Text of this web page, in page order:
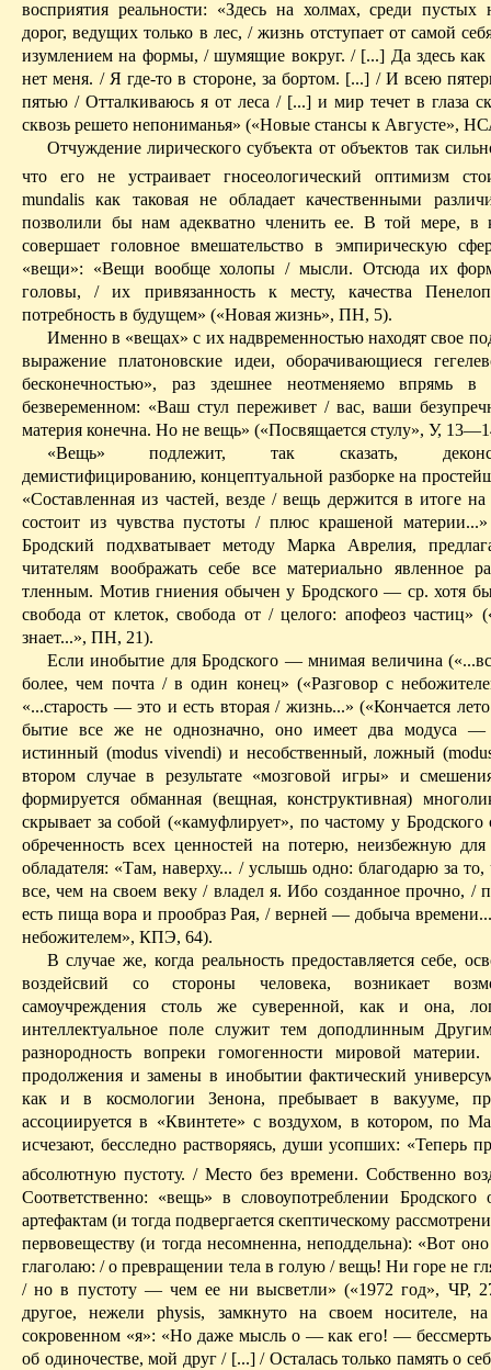
восприятия реальности: «Здесь на холмах, среди пустых
дорог, ведущих только в лес, / жизнь отступает от самой
изумлением на формы, / шумящие вокруг. / [...] Да здесь как
нет меня. / Я где-то в стороне, за бортом. [...] / И всею
пятью / От­талкиваюсь я от леса / [...] и мир течет в глаза
сквозь решето непониманья» («Новые стансы к Августе»,
Отчуждение лирического субъекта от объектов так
что его не устраивает гносеологический оптимизм
mundalis как таковая не обладает качественными
позволили бы нам адекватно членить ее. В той мере, в
совершает головное вмешательство в эмпирическую
«вещи»: «Вещи вообще холопы / мысли. Отсюда их
головы, / их привязанность к месту, качества
потребность в будущем» («Новая жизнь», ПН, 5).
Именно в «вещах» с их надвременностьюнаходят свое
выражение платоновские идеи, оборачивающиеся
бесконечностью», раз здешнее неотменяемо впрямь
безвеременном: «Ваш стул переживет / вас, ваши
материя конечна. Но не вещь» («Посвящается стулу», У,
«Вещь» подлежит, так сказать,
демистифицированию, концептуальной разборке на
«Составленная из частей, везде / вещь держится в итоге
состоит из чувства пустоты / плюс крашеной
Бродский подхватывает методу Марка Аврелия,
читателям воображать себе все материально явленное
тленным. Мотив гниения обычен у Бродского — ср. хотя
свобода от клеток, свобода от / целого: апофеоз частиц»
знает...», ПН, 21).
Если инобытие для Бродского — мнимая величина
более, чем почта / в один конец» («Разговор с
«...старость — это и есть вторая / жизнь...» («Кончается
бытие все же не однозначно, оно имеет два модуса —
истинный (modus vivendi) и несобственный, ложный (
втором случае в результате «мозговой игры» и
формируется обманная (вещная, конструктивная)
скрывает за собой («камуфлирует», по частому у
обреченность всех ценностей на потерю, неизбежную
обладателя: «Там, наверху... / услышь одно: благодарю за
все, чем на своем веку / владел я. Ибо созданное прочно, /
есть пища вора и прообраз Рая, / верней — добыча
небожителем», КПЭ, 64).
В случае же, когда реальность предоставляется себе,
воздейс­вий со стороны человека, возникает
самоучреждения столь же суверенной, как и она,
интеллектуальное поле служит тем доподлинным
разнородность вопреки гомогенности мировой
продолжения и замены в инобытии фактический
как и в космологии Зенона, пребывает в вакууме,
ассоциируется в «Квинтете» с воздухом, в котором, по
исчезают, бесследно растворяясь, души усопших: «Теперь
абсолютную пустоту. / Мес­то без времени. Собственно
Соответственно: «вещь» в словоупотреблении Бродского
артефактам (и тогда подвергается скептическому
первовеществу (и тогда несомненна, неподдельна): «Вот
глаголаю: / о превращении тела в голую / вещь! Ни горе не
/ но в пустоту — чем ее ни высветли» («1972 год», ЧP,
другое, нежелиphysis, замкнуто на своем носителе, на
сокровенном «я»: «Но даже мысль о — как его! —
об одиночестве, мой друг / [...] / Осталась только память о